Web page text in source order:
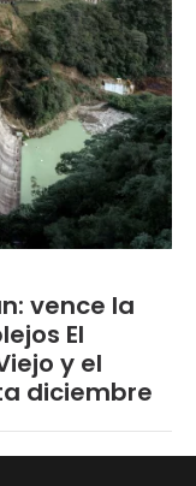
vence la
El
y el
diciembre